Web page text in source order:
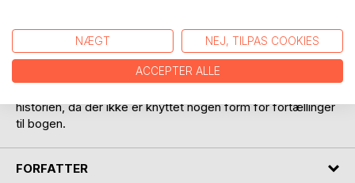
Jeg vil ikke undlade at nævne, at bogen her nok er rettet
historien, da der ikke er knyttet nogen form for fortællinger
til bogen.
FORFATTER
NÆGT NEJ, TILPAS COOKIES
ACCEPTER ALLE